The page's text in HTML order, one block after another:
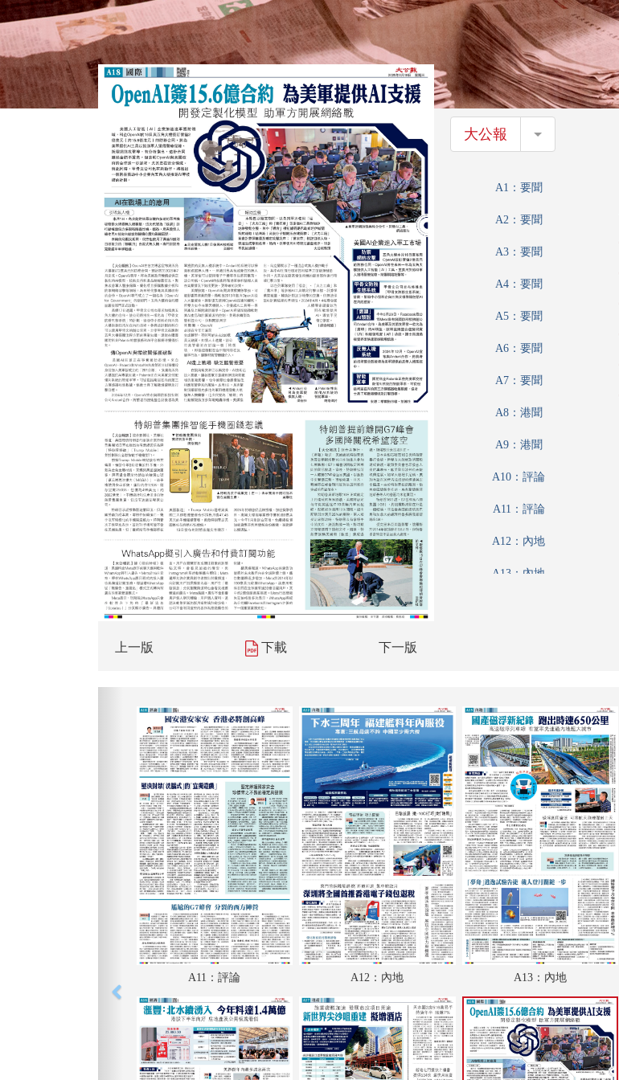
上一版 下載 下一版
大公報 大公報
A1：要聞
A2：要聞
A3：要聞
A4：要聞
A5：要聞
A6：要聞
A7：要聞
A8：港聞
A9：港聞
A10：評論
A11：評論
A12：內地
A13：內地
A18：國際
A19：國際
A20：體育
B1：經濟
B2：經濟
B3：文化
B4：大公園
B5：小公園
A11：評論 A12：內地 A13：內地